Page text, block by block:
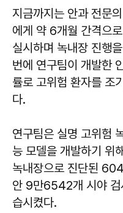
지금까지는 안과 전문
에게 약 6개월 간격으
실시하며 녹내장 진행
번에 연구팀이 개발한
률로 고위험 환자를 조
다.
연구팀은 실명 고위험
능 모델을 개발하기
녹내장으로 진단된
안 9만6542개 시야 검
습시켰다.